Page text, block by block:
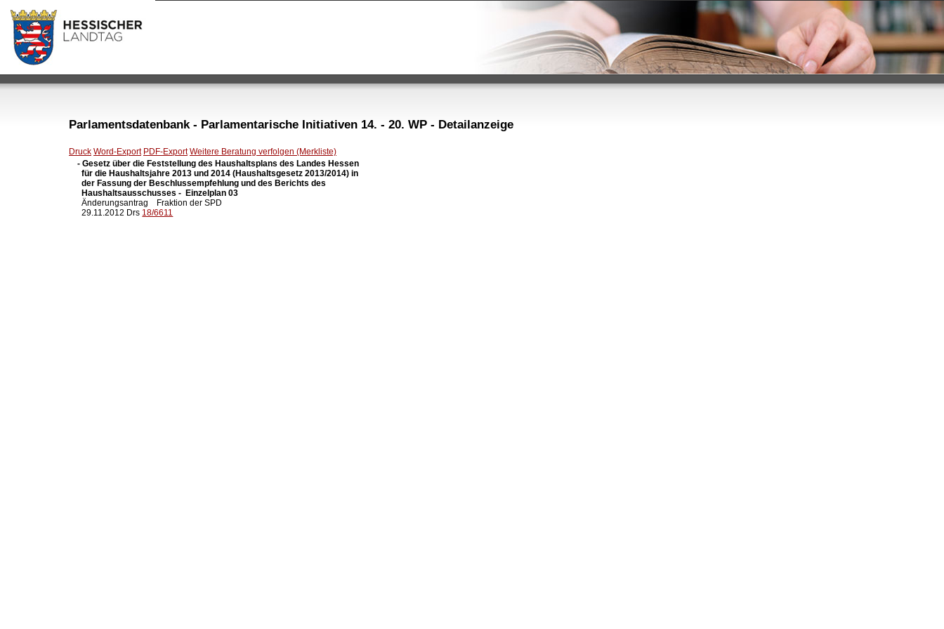
Parlamentsdatenbank - Parlamentarische Initiativen 14. - 20. WP - Detailanzeige
Druck Word-Export PDF-Export Weitere Beratung verfolgen (Merkliste)
- Gesetz über die Feststellung des Haushaltsplans des Landes Hessen
  für die Haushaltsjahre 2013 und 2014 (Haushaltsgesetz 2013/2014) in
  der Fassung der Beschlussempfehlung und des Berichts des
  Haushaltsausschusses -  Einzelplan 03
Änderungsantrag    Fraktion der SPD
  29.11.2012 Drs
18/6611